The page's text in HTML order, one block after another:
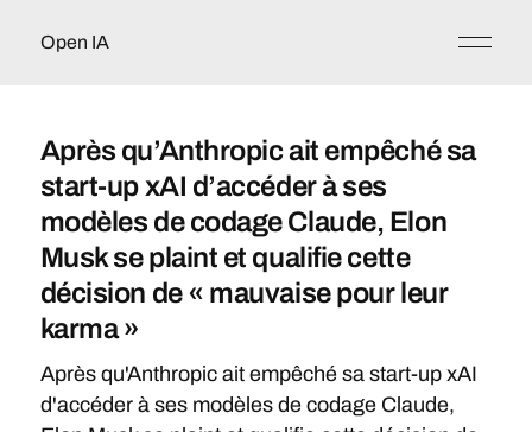
Open IA
Après qu’Anthropic ait empêché sa
start-up xAI d’accéder à ses
modèles de codage Claude, Elon
Musk se plaint et qualifie cette
décision de « mauvaise pour leur
karma »
Après qu'Anthropic ait empêché sa start-up xAI
d'accéder à ses modèles de codage Claude,